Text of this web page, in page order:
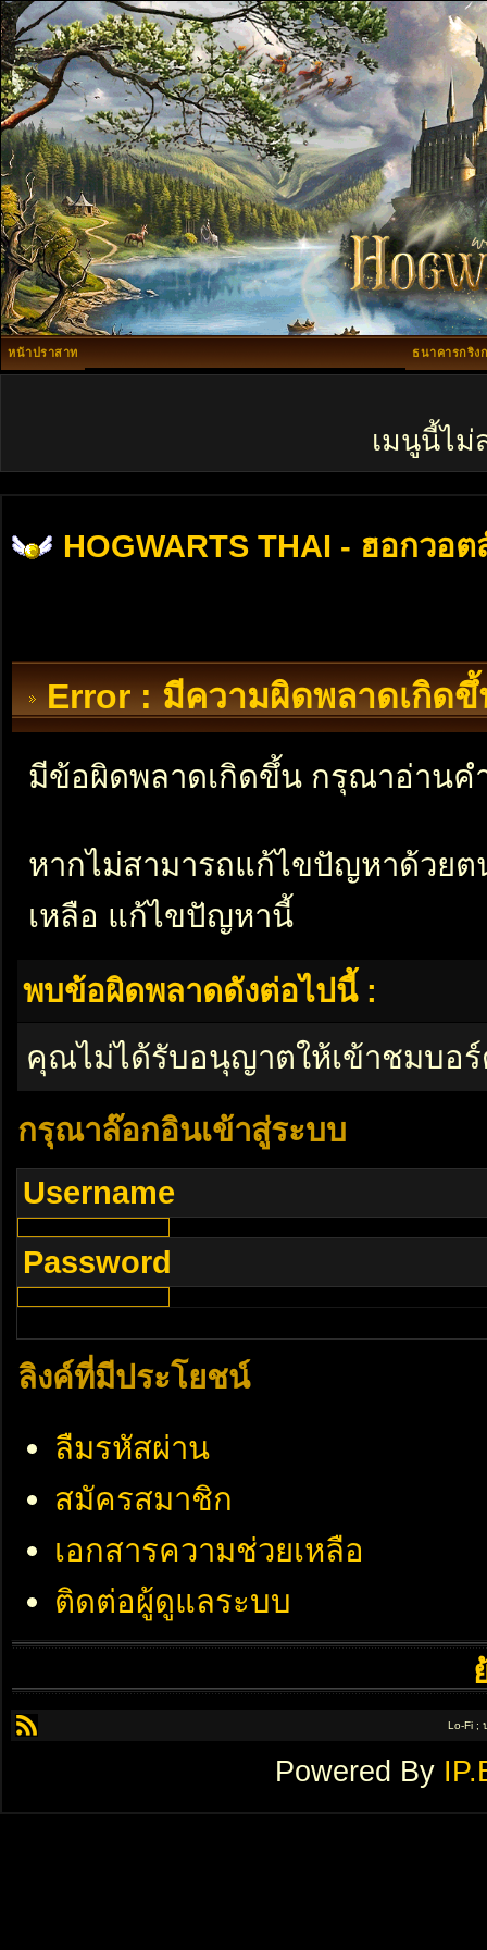
หน้าปราสาท ธนาคารกริง
เมนูนี้ไม่
HOGWARTS THAI - ฮอกวอต
Error : มีความผิดพลาดเกิดขึ้
มีข้อผิดพลาดเกิดขึ้น กรุณาอ่านค
หากไม่สามารถแก้ไขปัญหาด้วย
เหลือ แก้ไขปัญหานี้
พบข้อผิดพลาดดังต่อไปนี้ :
คุณไม่ได้รับอนุญาตให้เข้าชมบอ
กรุณาล๊อกอินเข้าสู่ระบบ
Username
Password
ลิงค์ที่มีประโยชน์
ลืมรหัสผ่าน
สมัครสมาชิก
เอกสารความช่วยเหลือ
ติดต่อผู้ดูแลระบบ
Lo-Fi ;
Powered By